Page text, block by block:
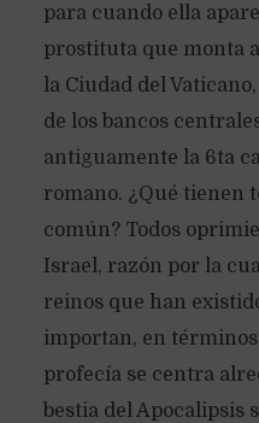
para cuando ella
prostituta que monta
la Ciudad del
de los bancos
antiguamente la 6ta
romano. ¿Qué tienen
común? Todos
Israel, razón por la
reinos que han
importan, en
profecía se centra
bestia del Apocalipsis